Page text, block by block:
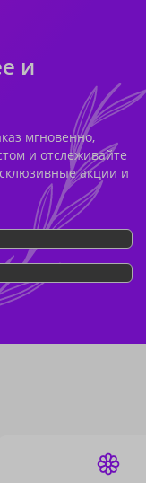
и
мгновенно,
и отслеживайте
акции и